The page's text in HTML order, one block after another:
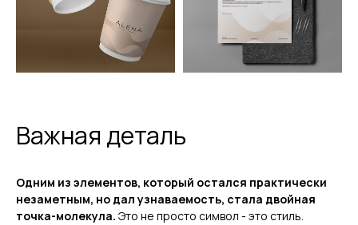
Важная деталь
Одним из элементов, который остался практически
незаметным, но дал узнаваемость, стала двойная
точка-молекула. Это не просто символ - это стиль.